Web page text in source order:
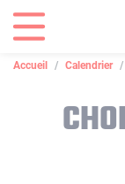
Accueil Calendrier
Panneau de gestion